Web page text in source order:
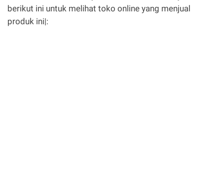
berikut ini untuk melihat toko online yang menjual
produk ini|: